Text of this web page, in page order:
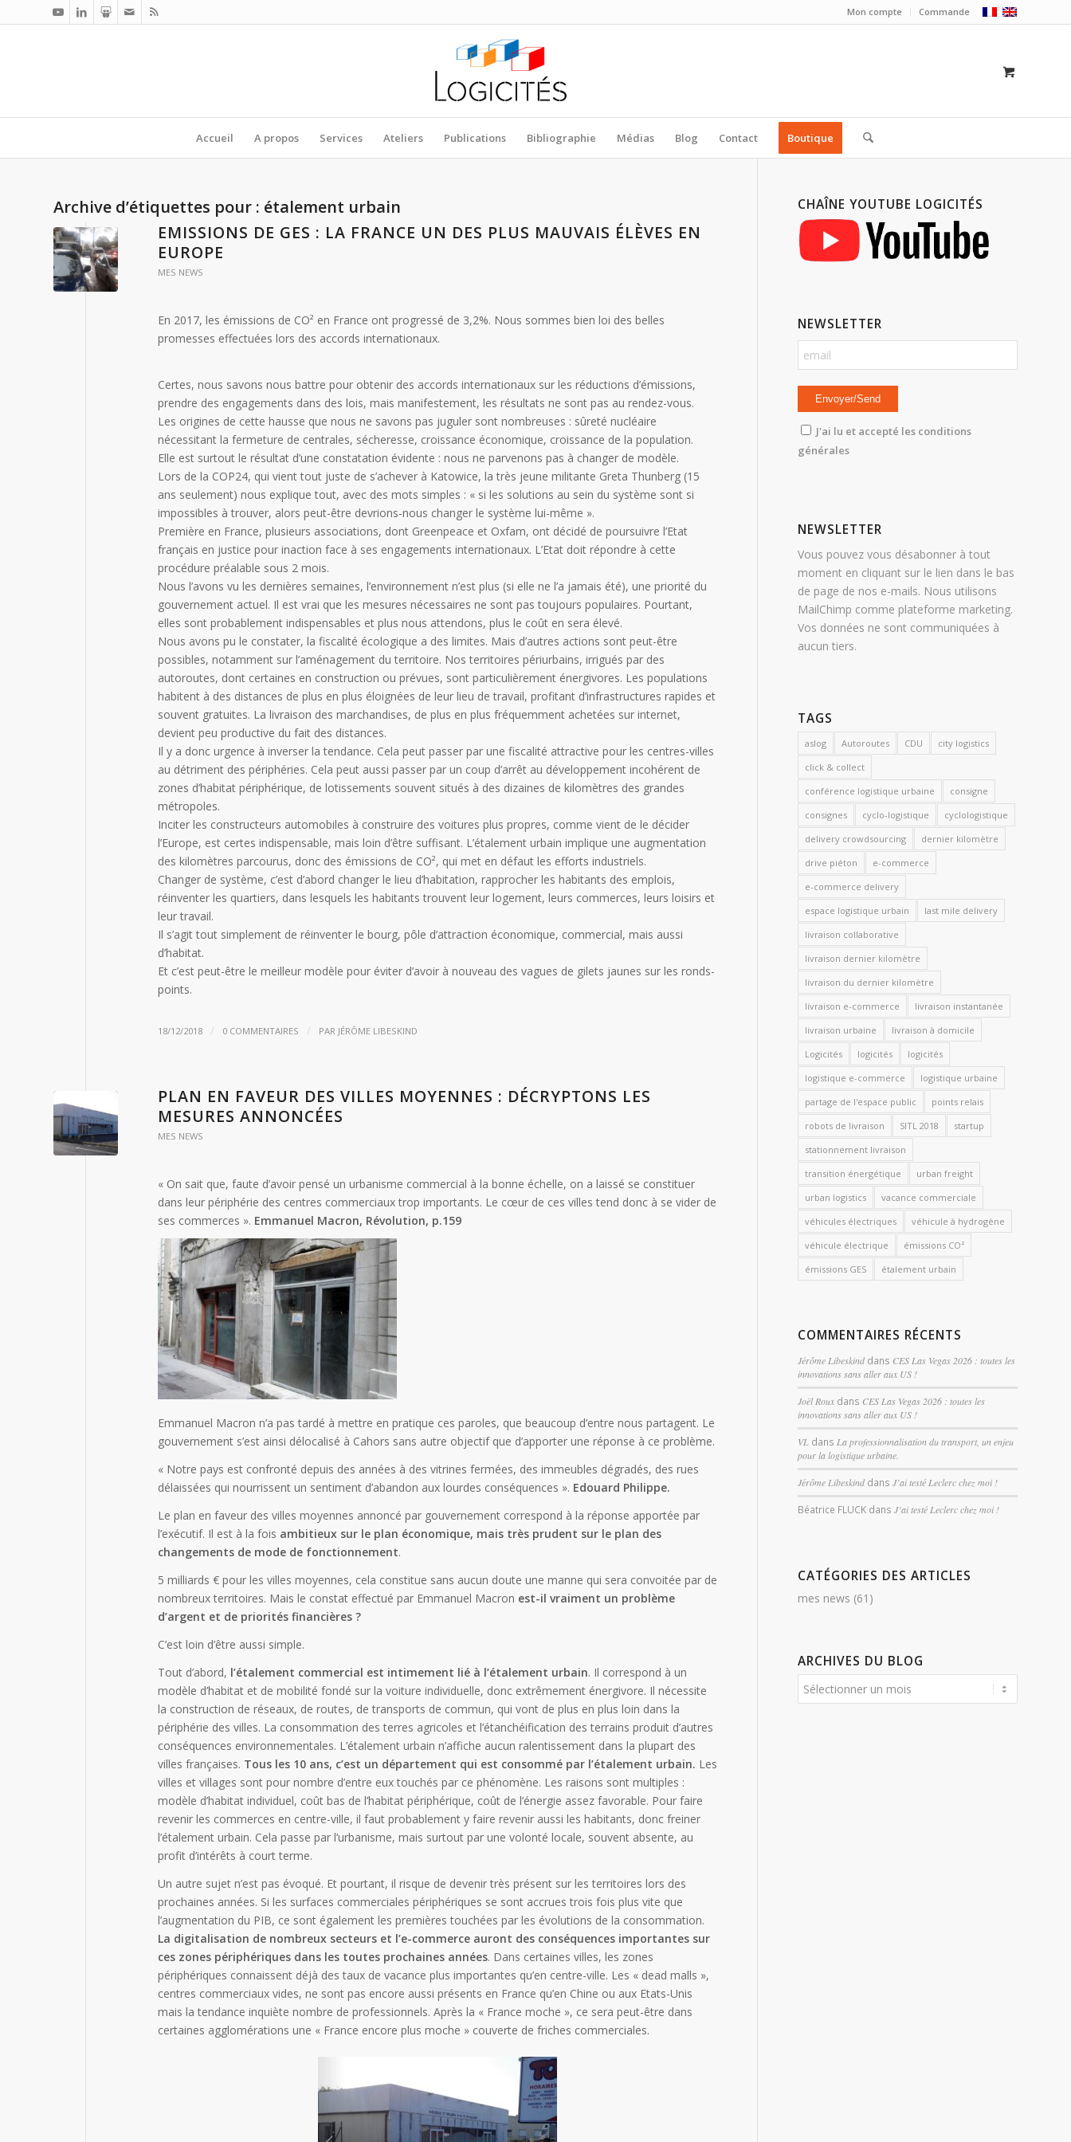
Mon compte Commande
Accueil A propos Services Ateliers Publications Bibliographie Médias Blog Contact Boutique
Archive d’étiquettes pour : étalement urbain
EMISSIONS DE GES : LA FRANCE UN DES PLUS MAUVAIS ÉLÈVES EN
EUROPE
MES NEWS
En 2017, les émissions de CO² en France ont progressé de 3,2%. Nous sommes bien loi des belles
promesses effectuées lors des accords internationaux.
Certes, nous savons nous battre pour obtenir des accords internationaux sur les réductions d’émissions,
prendre des engagements dans des lois, mais manifestement, les résultats ne sont pas au rendez-vous.
Les origines de cette hausse que nous ne savons pas juguler sont nombreuses : sûreté nucléaire
nécessitant la fermeture de centrales, sécheresse, croissance économique, croissance de la population.
Elle est surtout le résultat d’une constatation évidente : nous ne parvenons pas à changer de modèle.
Lors de la COP24, qui vient tout juste de s’achever à Katowice, la très jeune militante Greta Thunberg (15
ans seulement) nous explique tout, avec des mots simples : « si les solutions au sein du système sont si
impossibles à trouver, alors peut-être devrions-nous changer le système lui-même ».
Première en France, plusieurs associations, dont Greenpeace et Oxfam, ont décidé de poursuivre l’Etat
français en justice pour inaction face à ses engagements internationaux. L’Etat doit répondre à cette
procédure préalable sous 2 mois.
Nous l’avons vu les dernières semaines, l’environnement n’est plus (si elle ne l’a jamais été), une priorité du
gouvernement actuel. Il est vrai que les mesures nécessaires ne sont pas toujours populaires. Pourtant,
elles sont probablement indispensables et plus nous attendons, plus le coût en sera élevé.
Nous avons pu le constater, la fiscalité écologique a des limites. Mais d’autres actions sont peut-être
possibles, notamment sur l’aménagement du territoire. Nos territoires périurbains, irrigués par des
autoroutes, dont certaines en construction ou prévues, sont particulièrement énergivores. Les populations
habitent à des distances de plus en plus éloignées de leur lieu de travail, profitant d’infrastructures rapides et
souvent gratuites. La livraison des marchandises, de plus en plus fréquemment achetées sur internet,
devient peu productive du fait des distances.
Il y a donc urgence à inverser la tendance. Cela peut passer par une fiscalité attractive pour les centres-villes
au détriment des périphéries. Cela peut aussi passer par un coup d’arrêt au développement incohérent de
zones d’habitat périphérique, de lotissements souvent situés à des dizaines de kilomètres des grandes
métropoles.
Inciter les constructeurs automobiles à construire des voitures plus propres, comme vient de le décider
l’Europe, est certes indispensable, mais loin d’être suffisant. L’étalement urbain implique une augmentation
des kilomètres parcourus, donc des émissions de CO², qui met en défaut les efforts industriels.
Changer de système, c’est d’abord changer le lieu d’habitation, rapprocher les habitants des emplois,
réinventer les quartiers, dans lesquels les habitants trouvent leur logement, leurs commerces, leurs loisirs et
leur travail.
Il s’agit tout simplement de réinventer le bourg, pôle d’attraction économique, commercial, mais aussi
d’habitat.
Et c’est peut-être le meilleur modèle pour éviter d’avoir à nouveau des vagues de gilets jaunes sur les ronds-
points.
18/12/2018 / 0 COMMENTAIRES / PAR JÉRÔME LIBESKIND
PLAN EN FAVEUR DES VILLES MOYENNES : DÉCRYPTONS LES
MESURES ANNONCÉES
MES NEWS
« On sait que, faute d’avoir pensé un urbanisme commercial à la bonne échelle, on a laissé se constituer
dans leur périphérie des centres commerciaux trop importants. Le cœur de ces villes tend donc à se vider de
ses commerces ». Emmanuel Macron, Révolution, p.159
Emmanuel Macron n’a pas tardé à mettre en pratique ces paroles, que beaucoup d’entre nous partagent. Le
gouvernement s’est ainsi délocalisé à Cahors sans autre objectif que d’apporter une réponse à ce problème.
« Notre pays est confronté depuis des années à des vitrines fermées, des immeubles dégradés, des rues
délaissées qui nourrissent un sentiment d’abandon aux lourdes conséquences ». Edouard Philippe.
Le plan en faveur des villes moyennes annoncé par gouvernement correspond à la réponse apportée par
l’exécutif. Il est à la fois ambitieux sur le plan économique, mais très prudent sur le plan des
changements de mode de fonctionnement.
5 milliards € pour les villes moyennes, cela constitue sans aucun doute une manne qui sera convoitée par de
nombreux territoires. Mais le constat effectué par Emmanuel Macron est-il vraiment un problème
d’argent et de priorités financières ?
C’est loin d’être aussi simple.
Tout d’abord, l’étalement commercial est intimement lié à l’étalement urbain. Il correspond à un
modèle d’habitat et de mobilité fondé sur la voiture individuelle, donc extrêmement énergivore. Il nécessite
la construction de réseaux, de routes, de transports de commun, qui vont de plus en plus loin dans la
périphérie des villes. La consommation des terres agricoles et l’étanchéification des terrains produit d’autres
conséquences environnementales. L’étalement urbain n’affiche aucun ralentissement dans la plupart des
villes françaises. Tous les 10 ans, c’est un département qui est consommé par l’étalement urbain. Les
villes et villages sont pour nombre d’entre eux touchés par ce phénomène. Les raisons sont multiples :
modèle d’habitat individuel, coût bas de l’habitat périphérique, coût de l’énergie assez favorable. Pour faire
revenir les commerces en centre-ville, il faut probablement y faire revenir aussi les habitants, donc freiner
l’étalement urbain. Cela passe par l’urbanisme, mais surtout par une volonté locale, souvent absente, au
profit d’intérêts à court terme.
Un autre sujet n’est pas évoqué. Et pourtant, il risque de devenir très présent sur les territoires lors des
prochaines années. Si les surfaces commerciales périphériques se sont accrues trois fois plus vite que
l’augmentation du PIB, ce sont également les premières touchées par les évolutions de la consommation.
La digitalisation de nombreux secteurs et l’e-commerce auront des conséquences importantes sur
ces zones périphériques dans les toutes prochaines années. Dans certaines villes, les zones
périphériques connaissent déjà des taux de vacance plus importantes qu’en centre-ville. Les « dead malls »,
centres commerciaux vides, ne sont pas encore aussi présents en France qu’en Chine ou aux Etats-Unis
mais la tendance inquiète nombre de professionnels. Après la « France moche », ce sera peut-être dans
certaines agglomérations une « France encore plus moche » couverte de friches commerciales.
CHAÎNE YOUTUBE LOGICITÉS
NEWSLETTER
J'ai lu et accepté les conditions
générales
NEWSLETTER
Vous pouvez vous désabonner à tout
moment en cliquant sur le lien dans le bas
de page de nos e-mails. Nous utilisons
MailChimp comme plateforme marketing.
Vos données ne sont communiquées à
aucun tiers.
TAGS
aslog Autoroutes CDU
city logistics
click & collect
conférence logistique urbaine
consigne
consignes
cyclo-logistique
cyclologistique
delivery crowdsourcing
dernier kilomètre
drive piéton
e-commerce
e-commerce delivery
espace logistique urbain
last mile delivery
livraison collaborative
livraison dernier kilomètre
livraison du dernier kilomètre
livraison e-commerce
livraison instantanée
livraison urbaine
livraison à domicile
Logicités
logicités
logicités
logistique e-commerce
logistique urbaine
partage de l'espace public
points relais
robots de livraison
SITL 2018
startup
stationnement livraison
transition énergétique
urban freight
urban logistics
vacance commerciale
véhicules électriques
véhicule à hydrogène
véhicule électrique
émissions CO²
émissions GES
étalement urbain
COMMENTAIRES RÉCENTS
Jérôme Libeskind dans CES Las Vegas 2026 : toutes les
innovations sans aller aux US !
Joël Roux dans CES Las Vegas 2026 : toutes les
innovations sans aller aux US !
VL dansLa professionnalisation du transport, un enjeu
pour la logistique urbaine.
Jérôme Libeskind dansJ’ai testé Leclerc chez moi !
Béatrice FLUCK dansJ’ai testé Leclerc chez moi !
CATÉGORIES DES ARTICLES
mes news (61)
ARCHIVES DU BLOG